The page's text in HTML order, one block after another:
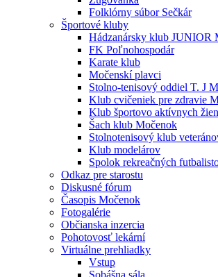
Folklórny súbor Sečkár
Športové kluby
Hádzanársky klub JUNIOR
FK Poľnohospodár
Karate klub
Močenskí plavci
Stolno-tenisový oddiel T. J
Klub cvičeniek pre zdravie
Klub športovo aktívnych žien
Šach klub Močenok
Stolnotenisový klub
Klub modelárov
Spolok rekreačných
Odkaz pre starostu
Diskusné fórum
Časopis Močenok
Fotogalérie
Občianska inzercia
Pohotovosť lekární
Virtuálne prehliadky
Vstup
Sobášna sála